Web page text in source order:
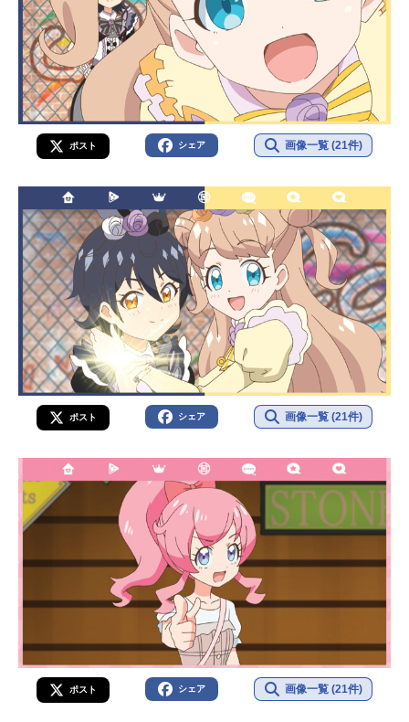
ポスト シェア 画像一覧 (21件)
ポスト シェア 画像一覧 (21件)
ポスト シェア 画像一覧 (21件)